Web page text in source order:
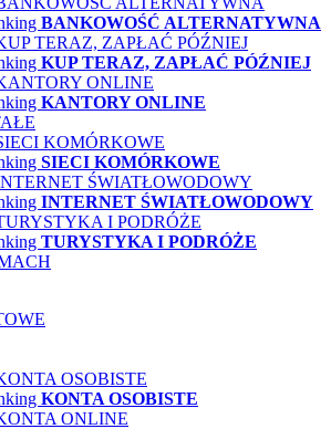
BANKOWOŚĆ ALTERNATYWNA
KUP TERAZ, ZAPŁAĆ PÓŹNIEJ
KANTORY ONLINE
SIECI KOMÓRKOWE
INTERNET ŚWIATŁOWODOWY
TURYSTYKA I PODRÓŻE
KONTA OSOBISTE